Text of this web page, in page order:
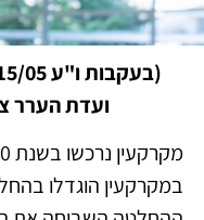
ועדת הערר
במקרקעין הוגדלו